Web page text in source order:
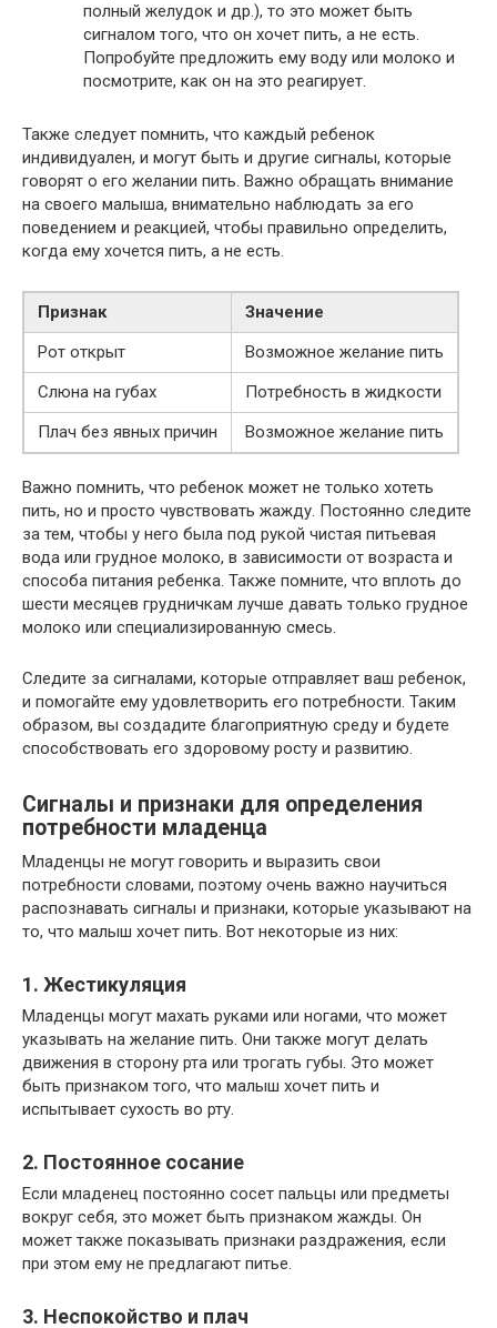
полный желудок и др.), то это может быть
сигналом того, что он хочет пить, а не есть.
Попробуйте предложить ему воду или молоко и
посмотрите, как он на это реагирует.
Также следует помнить, что каждый ребенок
индивидуален, и могут быть и другие сигналы, которые
говорят о его желании пить. Важно обращать внимание
на своего малыша, внимательно наблюдать за его
поведением и реакцией, чтобы правильно определить,
когда ему хочется пить, а не есть.
Признак
Значение
Рот открыт
Возможное желание пить
Слюна на губах
Потребность в жидкости
Плач без явных причин
Возможное желание пить
Важно помнить, что ребенок может не только хотеть
пить, но и просто чувствовать жажду. Постоянно следите
за тем, чтобы у него была под рукой чистая питьевая
вода или грудное молоко, в зависимости от возраста и
способа питания ребенка. Также помните, что вплоть до
шести месяцев грудничкам лучше давать только грудное
молоко или специализированную смесь.
Следите за сигналами, которые отправляет ваш ребенок,
и помогайте ему удовлетворить его потребности. Таким
образом, вы создадите благоприятную среду и будете
способствовать его здоровому росту и развитию.
Сигналы и признаки для определения
потребности младенца
Младенцы не могут говорить и выразить свои
потребности словами, поэтому очень важно научиться
распознавать сигналы и признаки, которые указывают на
то, что малыш хочет пить. Вот некоторые из них:
1. Жестикуляция
Младенцы могут махать руками или ногами, что может
указывать на желание пить. Они также могут делать
движения в сторону рта или трогать губы. Это может
быть признаком того, что малыш хочет пить и
испытывает сухость во рту.
2. Постоянное сосание
Если младенец постоянно сосет пальцы или предметы
вокруг себя, это может быть признаком жажды. Он
может также показывать признаки раздражения, если
при этом ему не предлагают питье.
3. Неспокойство и плач